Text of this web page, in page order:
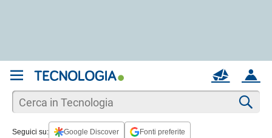
ACCOUNT
MAIL
Seguici su: Google Discover Fonti preferite